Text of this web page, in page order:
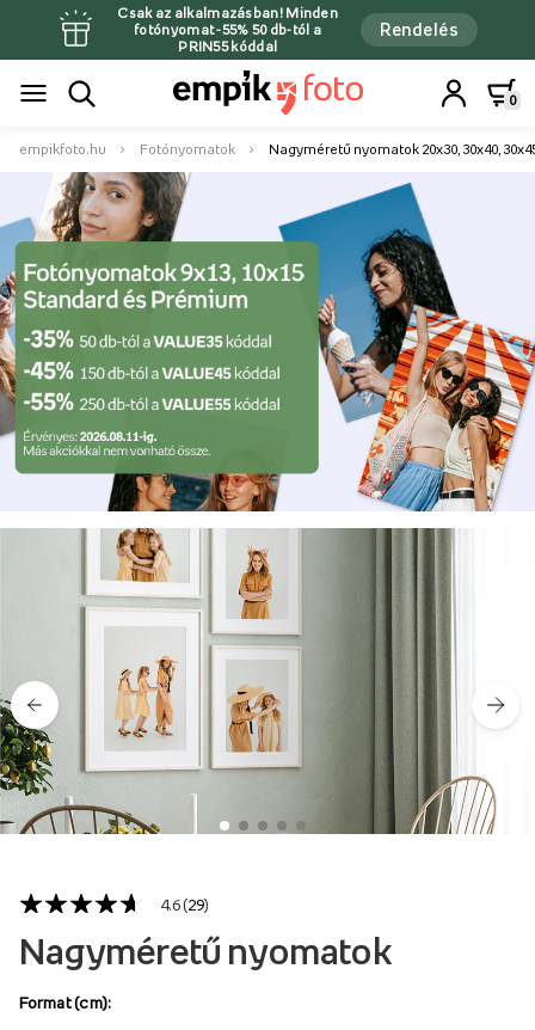
Csak az alkalmazásban! Minden
fotónyomat -55% 50 db-tól a
PRIN55 kóddal
Rendelés
0
empikfoto.hu Fotónyomatok Nagyméretű nyomatok 20x30, 30x40,
4.6 (29)
Nagyméretű nyomatok
Format (cm):